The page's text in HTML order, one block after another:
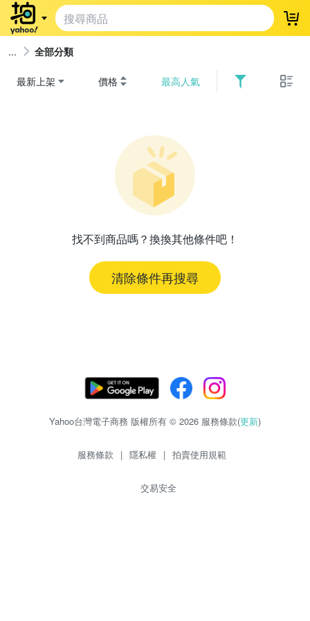
登
全部分類
最新上架 價格 最高人氣
找不到商品嗎？換換其他條件吧！
清除條件再搜尋
Yahoo台灣電子商務 版權所有 © 2026 服務條款(更新)
服務條款 | 隱私權 | 拍賣使用規範
交易安全